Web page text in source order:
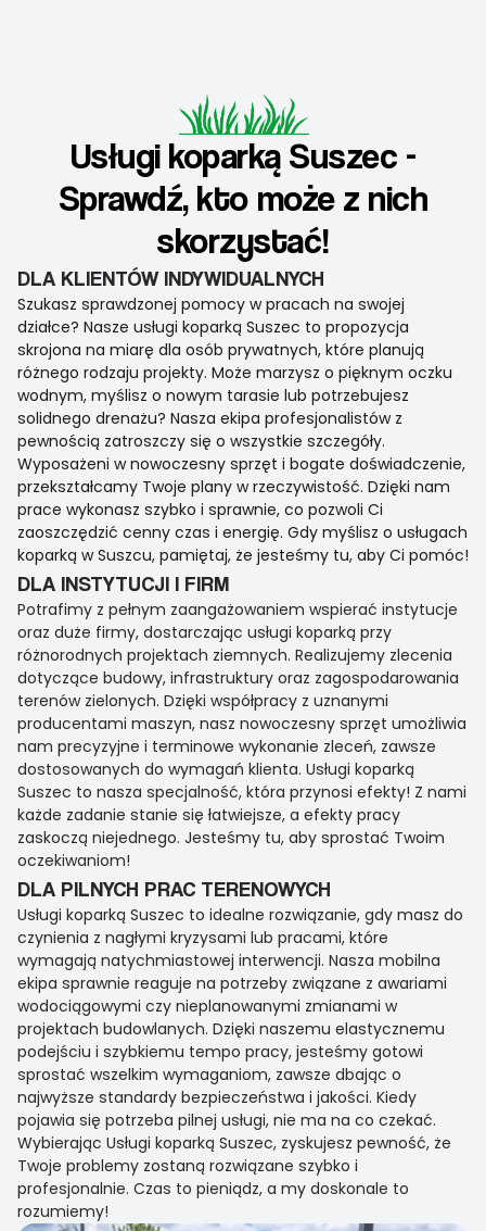
Usługi koparką Suszec -
Sprawdź, kto może z nich
skorzystać!
DLA KLIENTÓW INDYWIDUALNYCH
Szukasz sprawdzonej pomocy w pracach na swojej
działce? Nasze usługi koparką Suszec to propozycja
skrojona na miarę dla osób prywatnych, które planują
różnego rodzaju projekty. Może marzysz o pięknym oczku
wodnym, myślisz o nowym tarasie lub potrzebujesz
solidnego drenażu? Nasza ekipa profesjonalistów z
pewnością zatroszczy się o wszystkie szczegóły.
Wyposażeni w nowoczesny sprzęt i bogate doświadczenie,
przekształcamy Twoje plany w rzeczywistość. Dzięki nam
prace wykonasz szybko i sprawnie, co pozwoli Ci
zaoszczędzić cenny czas i energię. Gdy myślisz o usługach
koparką w Suszcu, pamiętaj, że jesteśmy tu, aby Ci pomóc!
DLA INSTYTUCJI I FIRM
Potrafimy z pełnym zaangażowaniem wspierać instytucje
oraz duże firmy, dostarczając usługi koparką przy
różnorodnych projektach ziemnych. Realizujemy zlecenia
dotyczące budowy, infrastruktury oraz zagospodarowania
terenów zielonych. Dzięki współpracy z uznanymi
producentami maszyn, nasz nowoczesny sprzęt umożliwia
nam precyzyjne i terminowe wykonanie zleceń, zawsze
dostosowanych do wymagań klienta. Usługi koparką
Suszec to nasza specjalność, która przynosi efekty! Z nami
każde zadanie stanie się łatwiejsze, a efekty pracy
zaskoczą niejednego. Jesteśmy tu, aby sprostać Twoim
oczekiwaniom!
DLA PILNYCH PRAC TERENOWYCH
Usługi koparką Suszec to idealne rozwiązanie, gdy masz do
czynienia z nagłymi kryzysami lub pracami, które
wymagają natychmiastowej interwencji. Nasza mobilna
ekipa sprawnie reaguje na potrzeby związane z awariami
wodociągowymi czy nieplanowanymi zmianami w
projektach budowlanych. Dzięki naszemu elastycznemu
podejściu i szybkiemu tempo pracy, jesteśmy gotowi
sprostać wszelkim wymaganiom, zawsze dbając o
najwyższe standardy bezpieczeństwa i jakości. Kiedy
pojawia się potrzeba pilnej usługi, nie ma na co czekać.
Wybierając Usługi koparką Suszec, zyskujesz pewność, że
Twoje problemy zostaną rozwiązane szybko i
profesjonalnie. Czas to pieniądz, a my doskonale to
rozumiemy!